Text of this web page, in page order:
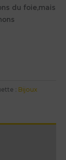
du foie,mais
: Bijoux